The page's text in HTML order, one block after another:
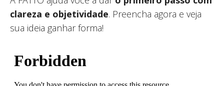
clareza e objetividade. Preencha agora e veja
sua ideia ganhar forma!